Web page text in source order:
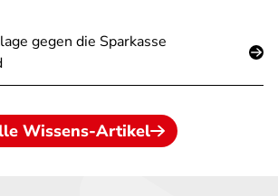
gegen die Sparkasse
Wissens-Artikel